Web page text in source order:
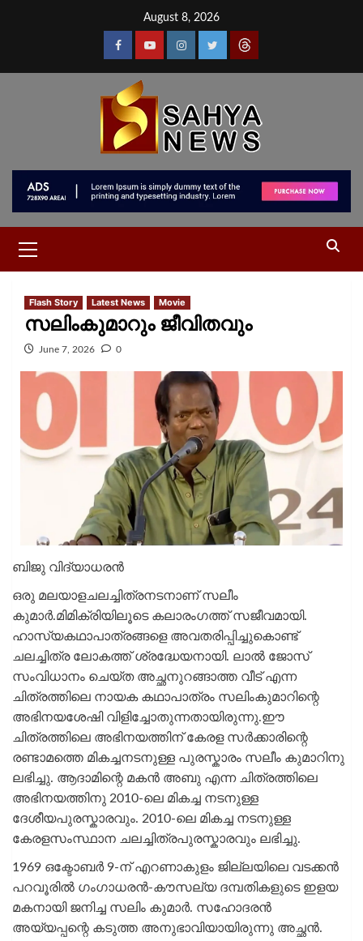
August 8, 2026
Flash Story Latest News Movie
സലിംകുമാറും ജീവിതവും
June 7, 2026 0
ബിജു വിദ്യാധരൻ
ഒരു മലയാളചലച്ചിത്രനടനാണ് സലീം
കുമാർ.മിമിക്രിയിലൂടെ കലാരംഗത്ത് സജീവമായി.
ഹാസ്യകഥാപാത്രങ്ങളെ അവതരിപ്പിച്ചുകൊണ്ട്
ചലച്ചിത്ര ലോകത്ത് ശ്രദ്ധേയനായി. ലാൽ ജോസ്
സംവിധാനം ചെയ്ത അച്ഛനുറങ്ങാത്ത വീട് എന്ന
ചിത്രത്തിലെ നായക കഥാപാത്രം സലിംകുമാറിന്റെ
അഭിനയശേഷി വിളിച്ചോതുന്നതായിരുന്നു.ഈ
ചിത്രത്തിലെ അഭിനയത്തിന് കേരള സർക്കാരിന്റെ
രണ്ടാമത്തെ മികച്ചനടനുള്ള പുരസ്കാരം സലീം കുമാറിനു
ലഭിച്ചു. ആദാമിന്റെ മകൻ അബു എന്ന ചിത്രത്തിലെ
അഭിനയത്തിനു 2010-ലെ മികച്ച നടനുള്ള
ദേശീയപുരസ്കാരവും. 2010-ലെ മികച്ച നടനുള്ള
കേരളസംസ്ഥാന ചലച്ചിത്രപുരസ്കാരവും ലഭിച്ചു.
1969 ഒക്ടോബർ 9-ന് എറണാകുളം ജില്ലയിലെ വടക്കൻ
പറവൂരിൽ ഗംഗാധരൻ-കൗസല്യ ദമ്പതികളുടെ ഇളയ
മകനായി ജനിച്ച സലിം കുമാർ. സഹോദരൻ
അയ്യപ്പന്റെ കടുത്ത അനുഭാവിയായിരുന്നു അച്ഛൻ.